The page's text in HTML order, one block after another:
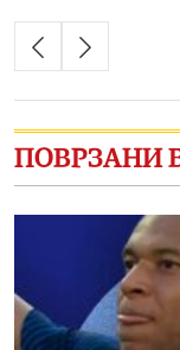
ПОВРЗАНИ